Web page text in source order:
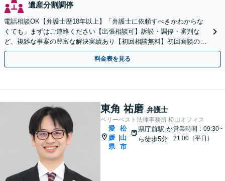
遺産分割調停
電話相談OK【弁護士歴18年以上】「弁護士に依頼すべきかわからな
くても」まずはご連絡ください【出張相談可】訴訟・調停・審判な
ど、複雑な事案の豊富な解決実績あり【初回相談無料】初回面談のみ
で解決できるケースもあります【勝山町駅3分】
料金表を見る
東角 祐磨 弁護士
ベリーベスト法律事務所 松山オフィス
愛
媛
県
松
山
市
県庁前駅 か
ら徒歩5分
営業時間：09:30~
21:00（平日）